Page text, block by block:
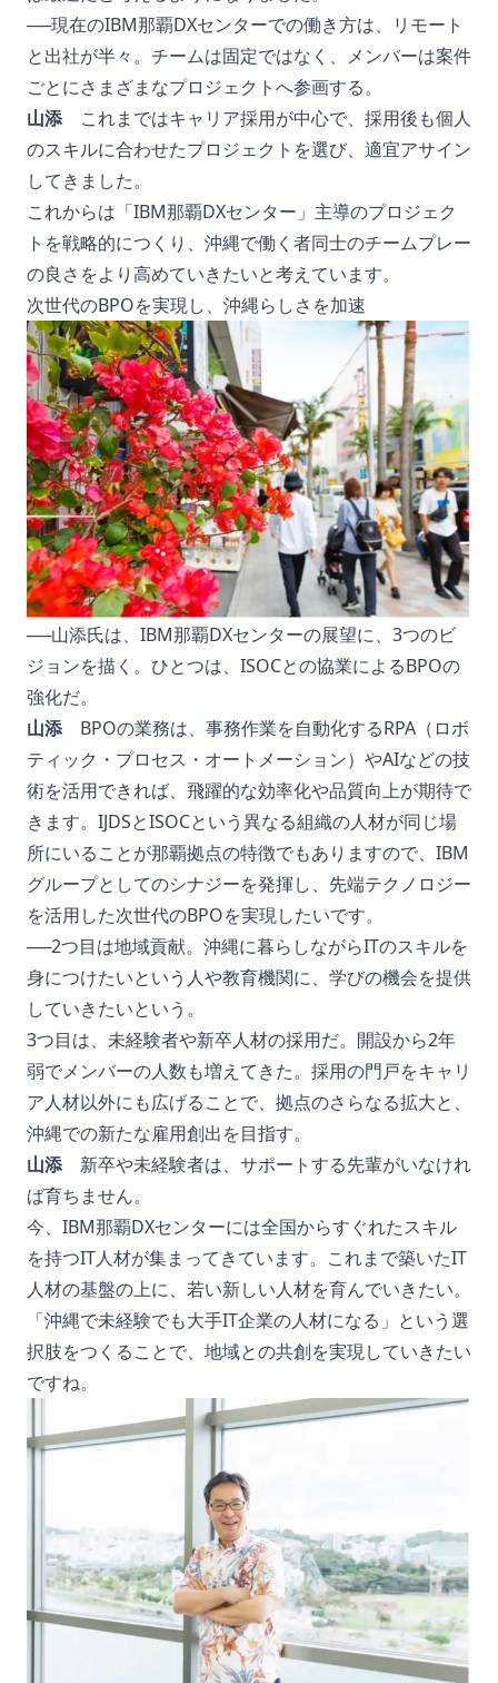
──現在のIBM那覇DXセンターでの働き方は、リモート
と出社が半々。チームは固定ではなく、メンバーは案件
ごとにさまざまなプロジェクトへ参画する。
山添 これまではキャリア採用が中心で、採用後も個人
のスキルに合わせたプロジェクトを選び、適宜アサイン
してきました。
これからは「IBM那覇DXセンター」主導のプロジェク
トを戦略的につくり、沖縄で働く者同士のチームプレー
の良さをより高めていきたいと考えています。
次世代のBPOを実現し、沖縄らしさを加速
──山添氏は、IBM那覇DXセンターの展望に、3つのビ
ジョンを描く。ひとつは、ISOCとの協業によるBPOの
強化だ。
山添 BPOの業務は、事務作業を自動化するRPA（ロボ
ティック・プロセス・オートメーション）やAIなどの技
術を活用できれば、飛躍的な効率化や品質向上が期待で
きます。IJDSとISOCという異なる組織の人材が同じ場
所にいることが那覇拠点の特徴でもありますので、IBM
グループとしてのシナジーを発揮し、先端テクノロジー
を活用した次世代のBPOを実現したいです。
──2つ目は地域貢献。沖縄に暮らしながらITのスキルを
身につけたいという人や教育機関に、学びの機会を提供
していきたいという。
3つ目は、未経験者や新卒人材の採用だ。開設から2年
弱でメンバーの人数も増えてきた。採用の門戸をキャリ
ア人材以外にも広げることで、拠点のさらなる拡大と、
沖縄での新たな雇用創出を目指す。
山添 新卒や未経験者は、サポートする先輩がいなけれ
ば育ちません。
今、IBM那覇DXセンターには全国からすぐれたスキル
を持つIT人材が集まってきています。これまで築いたIT
人材の基盤の上に、若い新しい人材を育んでいきたい。
「沖縄で未経験でも大手IT企業の人材になる」という選
択肢をつくることで、地域との共創を実現していきたい
ですね。